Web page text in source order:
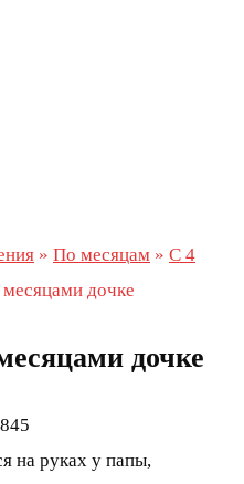
» По месяцам » С 4
дочке
дочке
845
на руках у папы,